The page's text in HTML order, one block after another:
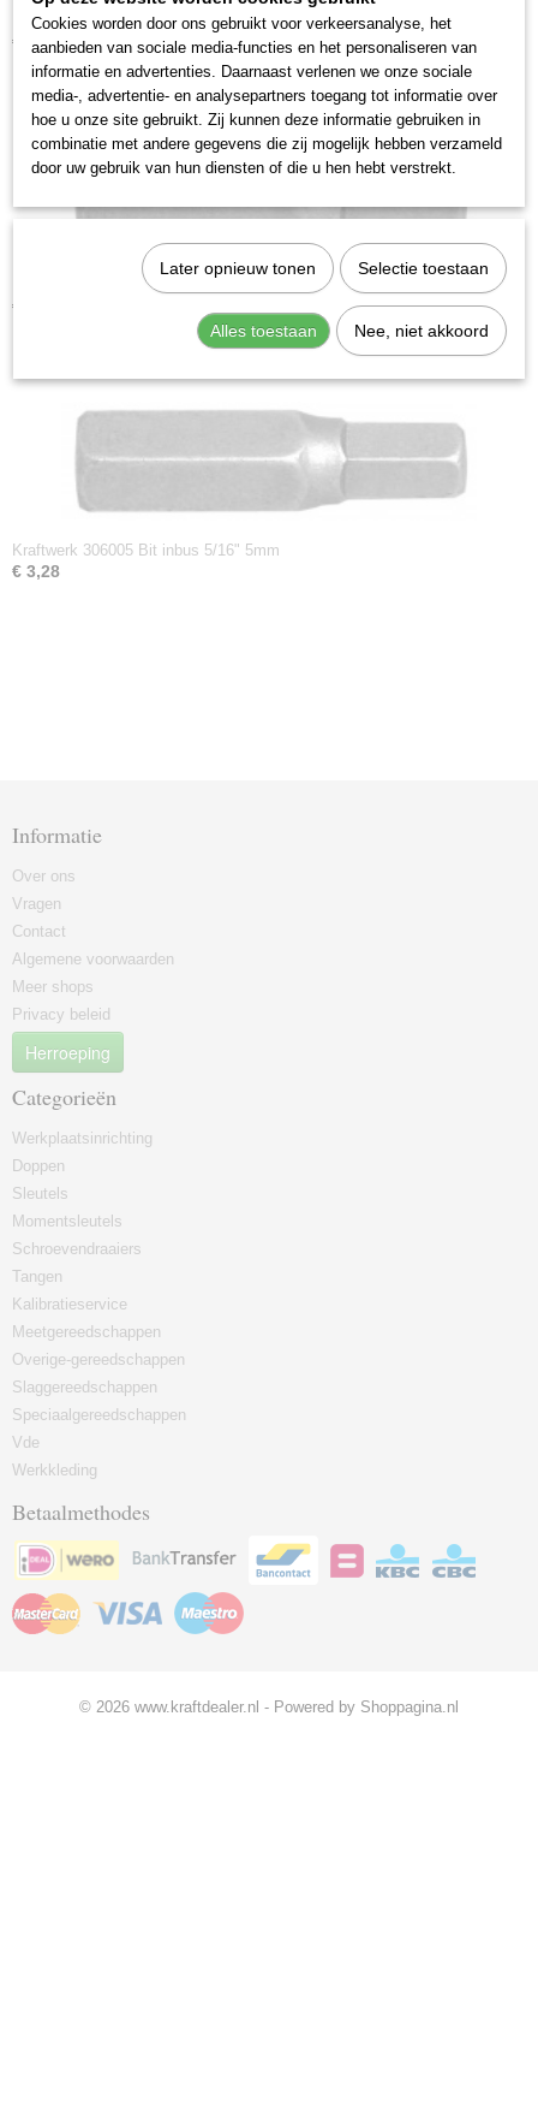
Kraftwerk 306012 Bit inbus 5/16" 12mm
€ 4,28
Kraftwerk 306006 Bit inbus 5/16" 6mm
€ 3,28
Kraftwerk 306005 Bit inbus 5/16" 5mm
€ 3,28
Informatie
Over ons
Vragen
Contact
Algemene voorwaarden
Meer shops
Privacy beleid
Herroeping
Categorieën
Werkplaatsinrichting
Doppen
Sleutels
Momentsleutels
Schroevendraaiers
Tangen
Kalibratieservice
Meetgereedschappen
Overige-gereedschappen
Slaggereedschappen
Speciaalgereedschappen
Vde
Werkkleding
Betaalmethodes
© 2026 www.kraftdealer.nl - Powered by Shoppagina.nl
Cookies worden door ons gebruikt voor verkeersanalyse, het
aanbieden van sociale media-functies en het personaliseren van
informatie en advertenties. Daarnaast verlenen we onze sociale
media-, advertentie- en analysepartners toegang tot informatie over
hoe u onze site gebruikt. Zij kunnen deze informatie gebruiken in
combinatie met andere gegevens die zij mogelijk hebben verzameld
door uw gebruik van hun diensten of die u hen hebt verstrekt.
Later opnieuw tonen Selectie toestaan
Alles toestaan Nee, niet akkoord